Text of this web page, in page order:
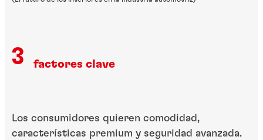
3 factores clave
Los consumidores quieren comodidad,
características premium y seguridad avanzada.